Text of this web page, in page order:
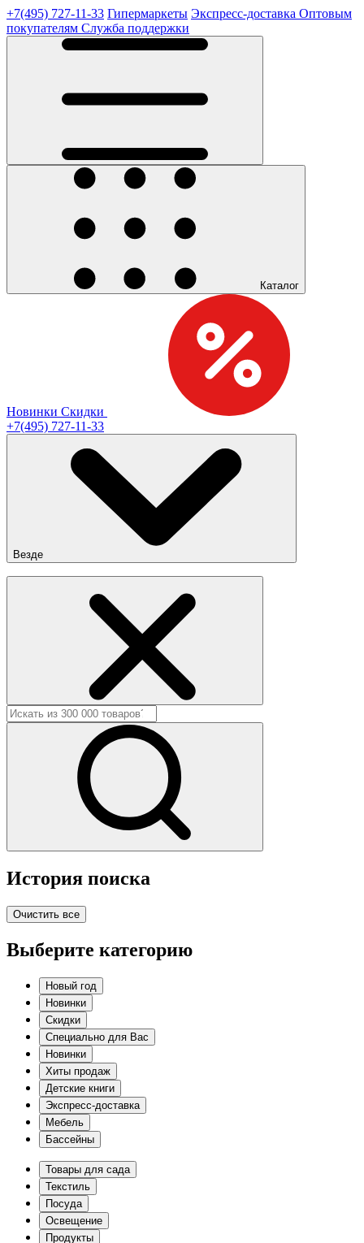
+7(495) 727-11-33 Гипермаркеты Экспресс-доставка Оптовым
покупателям Служба поддержки
Каталог
Новинки Скидки
+7(495) 727-11-33
Везде
История поиска
Очистить все
Выберите категорию
Новый год
Новинки
Скидки
Специально для Вас
Новинки
Хиты продаж
Детские книги
Экспресс-доставка
Мебель
Бассейны
Товары для сада
Текстиль
Посуда
Освещение
Продукты